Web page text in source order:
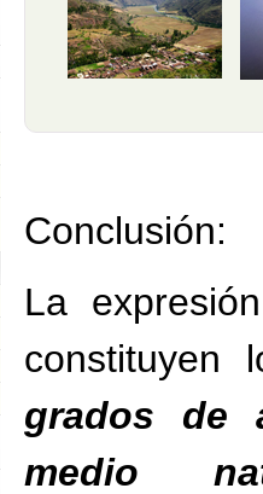
Conclusión:
La
constituyen
grados de
medio